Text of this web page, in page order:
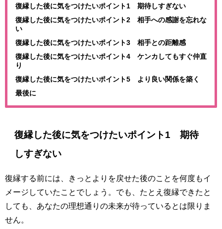
復縁した後に気をつけたいポイント1 期待しすぎない
復縁した後に気をつけたいポイント2 相手への感謝を忘れな
い
復縁した後に気をつけたいポイント3 相手との距離感
復縁した後に気をつけたいポイント4 ケンカしてもすぐ仲直
り
復縁した後に気をつけたいポイント5 より良い関係を築く
最後に
復縁した後に気をつけたいポイント1 期待
しすぎない
復縁する前には、きっとよりを戻せた後のことを何度もイ
メージしていたことでしょう。でも、たとえ復縁できたと
しても、あなたの理想通りの未来が待っているとは限りま
せん。